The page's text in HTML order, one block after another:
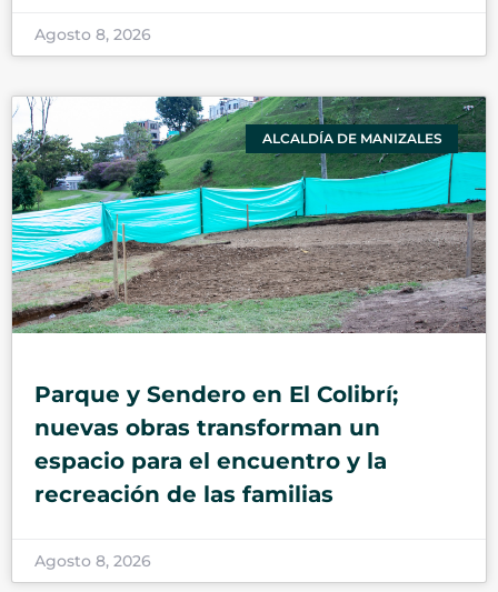
Agosto 8, 2026
ALCALDÍA DE MANIZALES
Parque y Sendero en El Colibrí;
nuevas obras transforman un
espacio para el encuentro y la
recreación de las familias
Agosto 8, 2026